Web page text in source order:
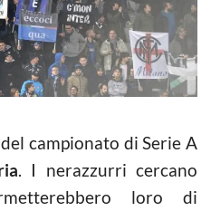
campionato di Serie A
. I nerazzurri cercano
loro di